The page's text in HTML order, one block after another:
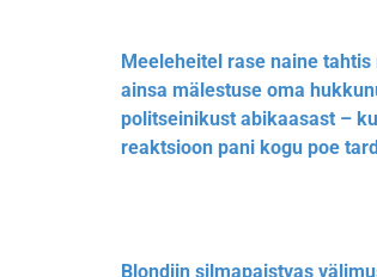
Meeleheitel rase naine tahtis
ainsa mälestuse oma
politseinikust abikaasast –
reaktsioon pani kogu poe
Blondiin silmapaistvas